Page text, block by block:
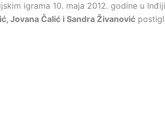
igrama 10. maja 2012. godine u
Jovana Čalić i Sandra Živanović